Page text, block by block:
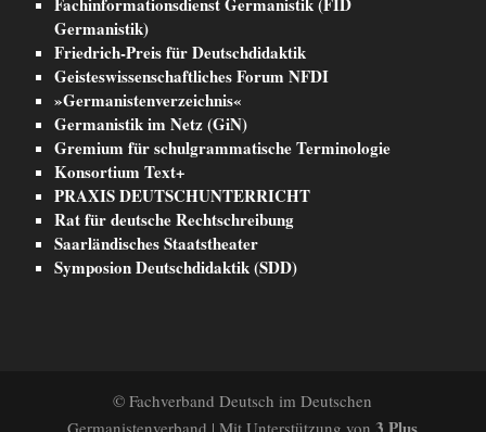
Germanistik)
Friedrich-Preis für Deutschdidaktik
Geisteswissenschaftliches Forum NFDI
»Germanistenverzeichnis«
Germanistik im Netz (GiN)
Gremium für schulgrammatische Terminologie
Konsortium Text+
PRAXIS DEUTSCHUNTERRICHT
Rat für deutsche Rechtschreibung
Saarländisches Staatstheater
Symposion Deutschdidaktik (SDD)
© Fachverband Deutsch im Deutschen
Germanistenverband | Mit Unterstützung von